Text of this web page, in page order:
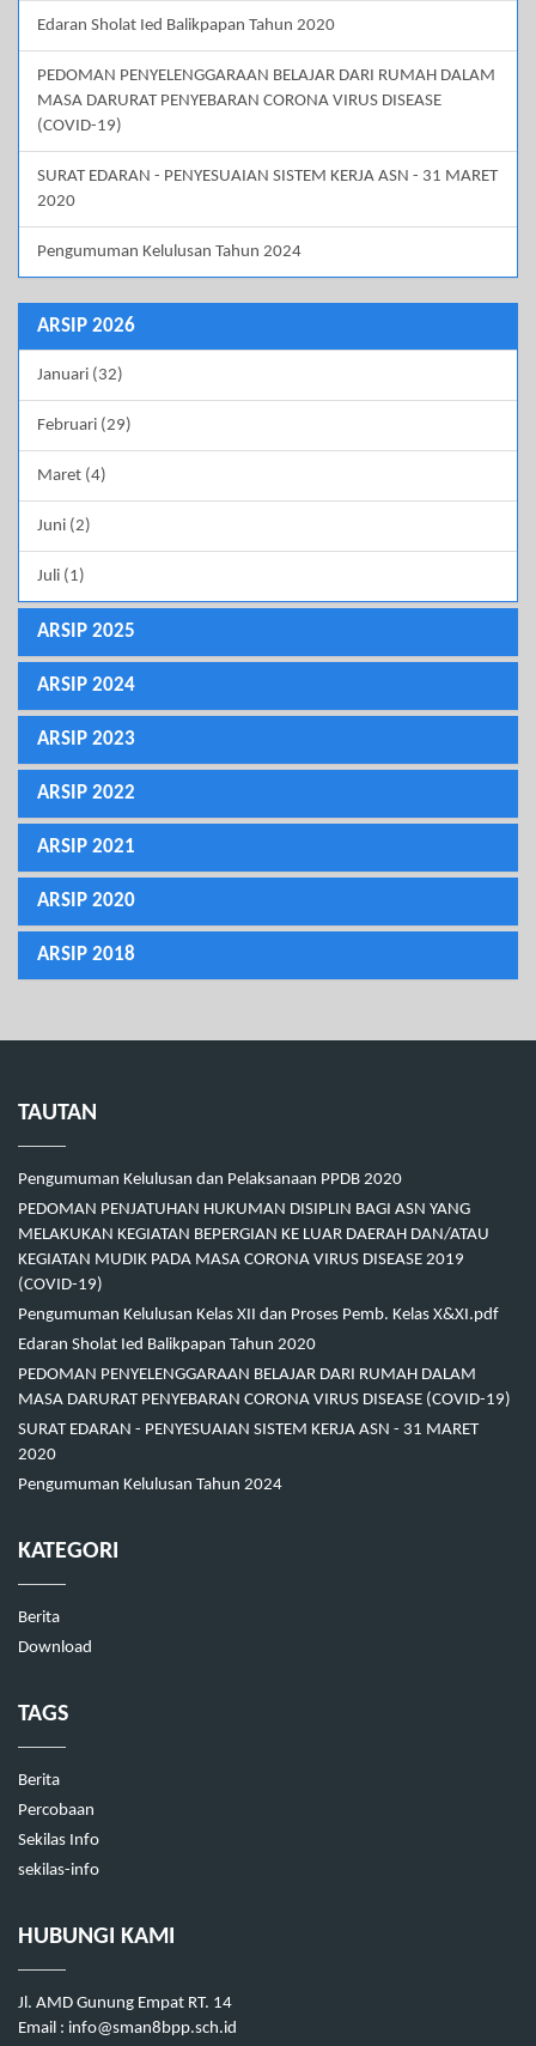
Edaran Sholat Ied Balikpapan Tahun 2020
PEDOMAN PENYELENGGARAAN BELAJAR DARI RUMAH DALAM
MASA DARURAT PENYEBARAN CORONA VIRUS DISEASE
(COVID-19)
SURAT EDARAN - PENYESUAIAN SISTEM KERJA ASN - 31 MARET
2020
Pengumuman Kelulusan Tahun 2024
ARSIP 2026
Januari (32)
Februari (29)
Maret (4)
Juni (2)
Juli (1)
ARSIP 2025
ARSIP 2024
ARSIP 2023
ARSIP 2022
ARSIP 2021
ARSIP 2020
ARSIP 2018
TAUTAN
Pengumuman Kelulusan dan Pelaksanaan PPDB 2020
PEDOMAN PENJATUHAN HUKUMAN DISIPLIN BAGI ASN YANG
MELAKUKAN KEGIATAN BEPERGIAN KE LUAR DAERAH DAN/ATAU
KEGIATAN MUDIK PADA MASA CORONA VIRUS DISEASE 2019
(COVID-19)
Pengumuman Kelulusan Kelas XII dan Proses Pemb. Kelas X&XI.pdf
Edaran Sholat Ied Balikpapan Tahun 2020
PEDOMAN PENYELENGGARAAN BELAJAR DARI RUMAH DALAM
MASA DARURAT PENYEBARAN CORONA VIRUS DISEASE (COVID-19)
SURAT EDARAN - PENYESUAIAN SISTEM KERJA ASN - 31 MARET
2020
Pengumuman Kelulusan Tahun 2024
KATEGORI
Berita
Download
TAGS
Berita
Percobaan
Sekilas Info
sekilas-info
HUBUNGI KAMI
Jl. AMD Gunung Empat RT. 14
Email : info@sman8bpp.sch.id